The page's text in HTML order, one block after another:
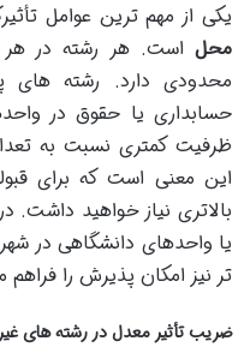
یکی از مهم ترین عوامل
محل است. هر رشته در هر
محدودی دارد. رشته های
حسابداری یا حقوق در
ظرفیت کمتری نسبت به
این معنی است که برای
بالاتری نیاز خواهید داشت.
یا واحدهای دانشگاهی در
تر نیز امکان پذیرش را فراهم
ضریب تأثیر معدل در رشته های